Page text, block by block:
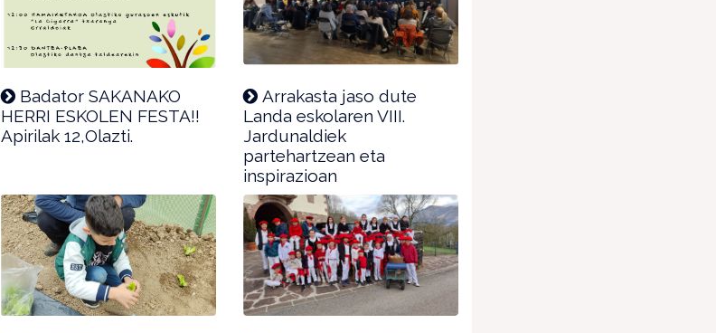
Badator SAKANAKO
HERRI ESKOLEN FESTA!!
Apirilak 12,Olazti.
Arrakasta jaso dute
Landa eskolaren VIII.
Jardunaldiek
partehartzean eta
inspirazioan